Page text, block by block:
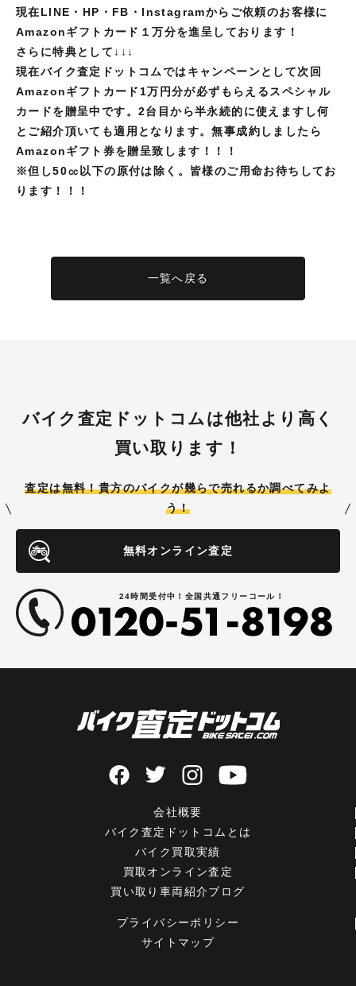
現在LINE・HP・FB・Instagramからご依頼のお客様に
Amazonギフトカード１万分を進呈しております！
さらに特典として↓↓↓
現在バイク査定ドットコムではキャンペーンとして次回
Amazonギフトカード1万円分が必ずもらえるスペシャル
カードを贈呈中です。2台目から半永続的に使えますし何
とご紹介頂いても適用となります。無事成約しましたら
Amazonギフト券を贈呈致します！！！
※但し50㏄以下の原付は除く。皆様のご用命お待ちしてお
ります！！！
一覧へ戻る
バイク査定ドットコムは他社より高く
買い取ります！
査定は無料！貴方のバイクが幾らで売れるか調べてみよ
う！
無料オンライン査定
24時間受付中！全国共通フリーコール！
会社概要
バイク査定ドットコムとは
バイク買取実績
買取オンライン査定
買い取り車両紹介ブログ
プライバシーポリシー
サイトマップ